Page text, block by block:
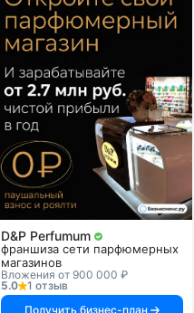
D&P Perfumum
франшиза сети парфюмерных
магазинов
Вложения от 900 000 ₽
5.0
1 отзыв
Получить бизнес-план